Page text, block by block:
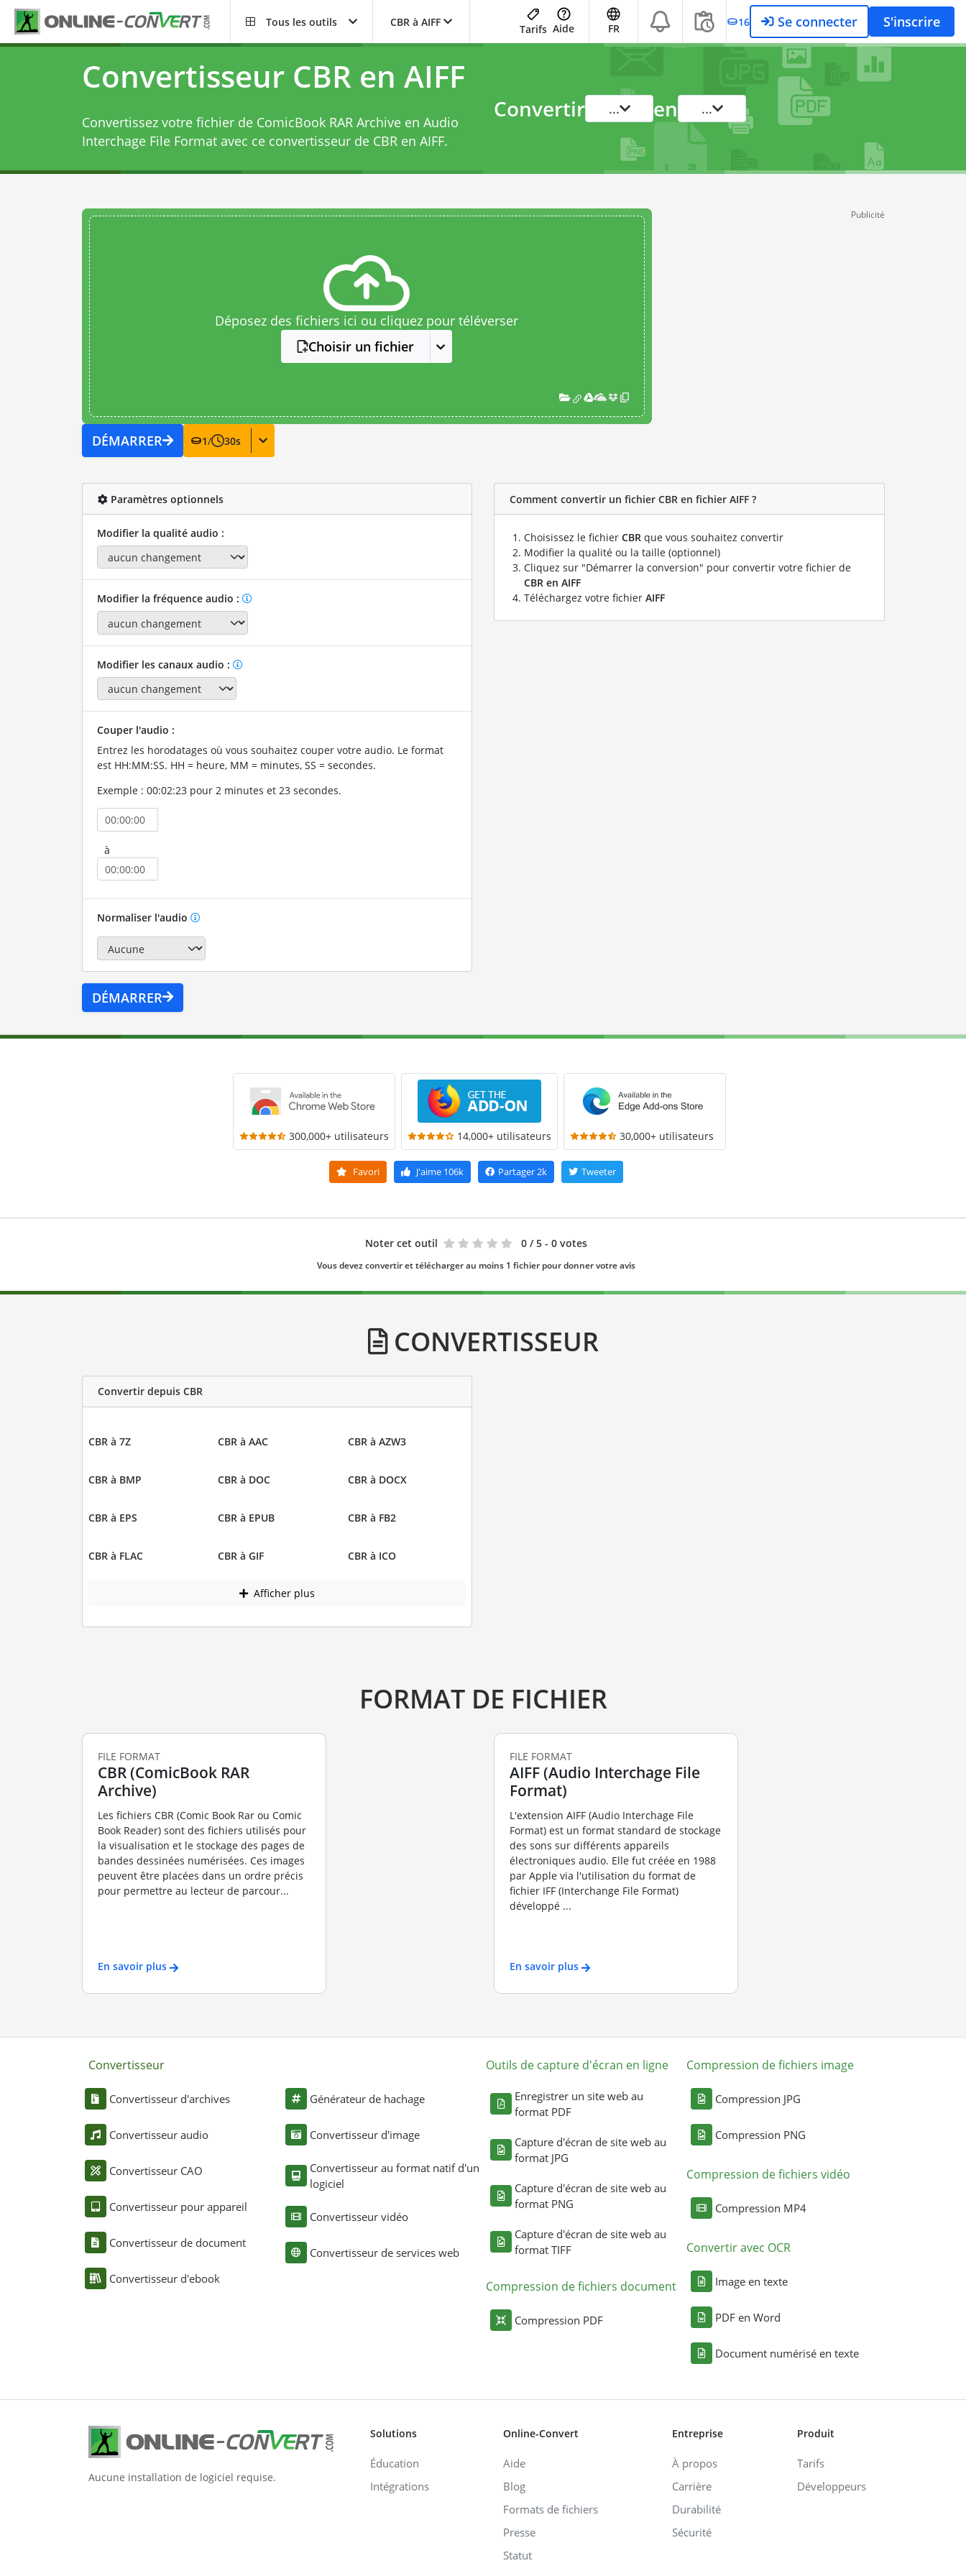
Tous les outils CBR à AIFF
Tarifs Aide FR 16 Se connecter S'inscrire
Convertisseur CBR en AIFF
Convertissez votre fichier de ComicBook RAR Archive en Audio
Interchage File Format avec ce convertisseur de CBR en AIFF.
Convertir ... en ...
Déposez des fichiers ici ou cliquez pour téléverser
Choisir un fichier
DÉMARRER 1/ 30s
Publicité
Paramètres optionnels
Modifier la qualité audio :
Modifier la fréquence audio :
Modifier les canaux audio :
Couper l'audio :
Entrez les horodatages où vous souhaitez couper votre audio. Le format
est HH:MM:SS. HH = heure, MM = minutes, SS = secondes.
Exemple : 00:02:23 pour 2 minutes et 23 secondes.
à
Normaliser l'audio
DÉMARRER
Comment convertir un fichier CBR en fichier AIFF ?
Choisissez le fichier CBR que vous souhaitez convertir
Modifier la qualité ou la taille (optionnel)
Cliquez sur "Démarrer la conversion" pour convertir votre fichier de
CBR en AIFF
Téléchargez votre fichier AIFF
300,000+ utilisateurs 14,000+ utilisateurs 30,000+ utilisateurs
Favori J'aime106k Partager2k Tweeter
Noter cet outil 0 / 5 - 0 votes
Vous devez convertir et télécharger au moins 1 fichier pour donner votre avis
CONVERTISSEUR
Convertir depuis CBR
CBR à 7Z CBR à AAC CBR à AZW3
CBR à BMP CBR à DOC CBR à DOCX
CBR à EPS CBR à EPUB CBR à FB2
CBR à FLAC CBR à GIF CBR à ICO
Afficher plus
FORMAT DE FICHIER
FILE FORMAT
CBR (ComicBook RAR
Archive)
Les fichiers CBR (Comic Book Rar ou Comic
Book Reader) sont des fichiers utilisés pour
la visualisation et le stockage des pages de
bandes dessinées numérisées. Ces images
peuvent être placées dans un ordre précis
pour permettre au lecteur de parcour...
En savoir plus
FILE FORMAT
AIFF (Audio Interchage File
Format)
L'extension AIFF (Audio Interchage File
Format) est un format standard de stockage
des sons sur différents appareils
électroniques audio. Elle fut créée en 1988
par Apple via l'utilisation du format de
fichier IFF (Interchange File Format)
développé ...
En savoir plus
Convertisseur
Convertisseur d'archives
Convertisseur audio
Convertisseur CAO
Convertisseur pour appareil
Convertisseur de document
Convertisseur d'ebook
Générateur de hachage
Convertisseur d'image
Convertisseur au format natif d'un
logiciel
Convertisseur vidéo
Convertisseur de services web
Outils de capture d'écran en ligne
Enregistrer un site web au
format PDF
Capture d'écran de site web au
format JPG
Capture d'écran de site web au
format PNG
Capture d'écran de site web au
format TIFF
Compression de fichiers document
Compression PDF
Compression de fichiers image
Compression JPG
Compression PNG
Compression de fichiers vidéo
Compression MP4
Convertir avec OCR
Image en texte
PDF en Word
Document numérisé en texte
Aucune installation de logiciel requise.
Solutions
Éducation
Intégrations
Online-Convert
Aide
Blog
Formats de fichiers
Presse
Statut
Entreprise
À propos
Carrière
Durabilité
Sécurité
Produit
Tarifs
Développeurs